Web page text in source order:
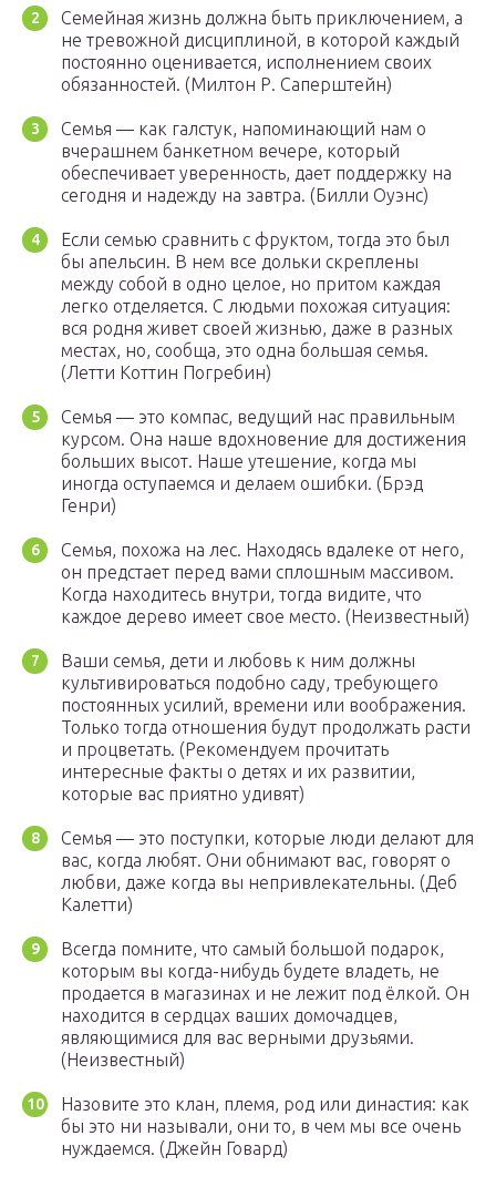
Семейная жизнь должна быть приключением, а
не тревожной дисциплиной, в которой каждый
постоянно оценивается, исполнением своих
обязанностей. (Милтон Р. Саперштейн)
Семья — как галстук, напоминающий нам о
вчерашнем банкетном вечере, который
обеспечивает уверенность, дает поддержку на
сегодня и надежду на завтра. (Билли Оуэнс)
Если семью сравнить с фруктом, тогда это был
бы апельсин. В нем все дольки скреплены
между собой в одно целое, но притом каждая
легко отделяется. С людьми похожая ситуация:
вся родня живет своей жизнью, даже в разных
местах, но, сообща, это одна большая семья.
(Летти Коттин Погребин)
Семья — это компас, ведущий нас правильным
курсом. Она наше вдохновение для достижения
больших высот. Наше утешение, когда мы
иногда оступаемся и делаем ошибки. (Брэд
Генри)
Семья, похожа на лес. Находясь вдалеке от него,
он предстает перед вами сплошным массивом.
Когда находитесь внутри, тогда видите, что
каждое дерево имеет свое место. (Неизвестный)
Ваши семья, дети и любовь к ним должны
культивироваться подобно саду, требующего
постоянных усилий, времени или воображения.
Только тогда отношения будут продолжать расти
и процветать. (Рекомендуем прочитать
интересные факты о детях и их развитии,
которые вас приятно удивят)
Семья — это поступки, которые люди делают для
вас, когда любят. Они обнимают вас, говорят о
любви, даже когда вы непривлекательны. (Деб
Калетти)
Всегда помните, что самый большой подарок,
которым вы когда-нибудь будете владеть, не
продается в магазинах и не лежит под ёлкой. Он
находится в сердцах ваших домочадцев,
являющимися для вас верными друзьями.
(Неизвестный)
Назовите это клан, племя, род или династия: как
бы это ни называли, они то, в чем мы все очень
нуждаемся. (Джейн Говард)